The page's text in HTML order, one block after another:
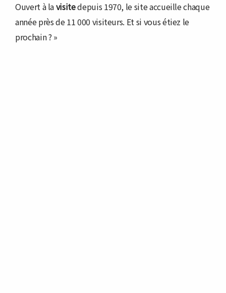
Ouvert à lavisitedepuis 1970, le site accueille chaque
année près de 11 000 visiteurs. Et si vous étiez le
prochain ? »